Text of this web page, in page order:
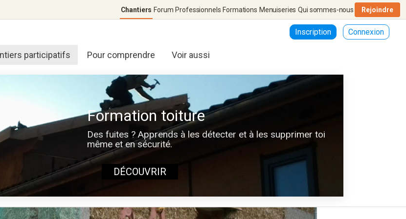
Chantiers Forum Professionnels Formations Menuiseries Qui sommes-nous Rejoindre
Inscription Connexion
participatifs Pour comprendre Voir aussi
Formation toiture
Des fuites ? Apprends à les détecter et à les supprimer toi
même et en sécurité.
DÉCOUVRIR